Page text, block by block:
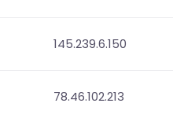
145.239.6.150
78.46.102.213